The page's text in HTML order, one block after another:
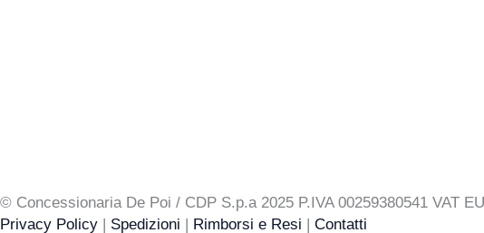
© Concessionaria De Poi / CDP S.p.a 2025 P.IVA 00259380541 VAT
Privacy Policy
Spedizioni Rimborsi e Resi Contatti